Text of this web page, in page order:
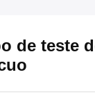
de teste